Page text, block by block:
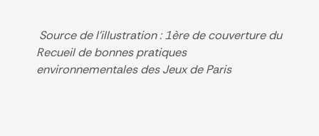
Source de l'illustration : 1ère de couverture du
Recueil de bonnes pratiques
environnementales des Jeux de Paris